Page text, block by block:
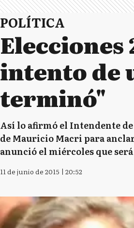
POLÍTICA
Elecciones
intento de
terminó"
Así lo afirmó el Intendente de
de Mauricio Macri para
anunció el miércoles que
11 de junio de 2015 | 20:52